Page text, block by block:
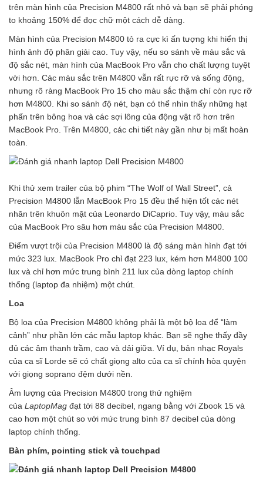
trên màn hình của Precision M4800 rất nhỏ và bạn sẽ phải phóng
to khoảng 150% để đọc chữ một cách dễ dàng.
Màn hình của Precision M4800 tỏ ra cực kì ấn tượng khi hiển thị
hình ảnh độ phân giải cao. Tuy vậy, nếu so sánh về màu sắc và
độ sắc nét, màn hình của MacBook Pro vẫn cho chất lượng tuyệt
vời hơn. Các màu sắc trên M4800 vẫn rất rực rỡ và sống động,
nhưng rõ ràng MacBook Pro 15 cho màu sắc thậm chí còn rực rỡ
hơn M4800. Khi so sánh độ nét, bạn có thể nhìn thấy những hạt
phấn trên bông hoa và các sợi lông của động vật rõ hơn trên
MacBook Pro. Trên M4800, các chi tiết này gần như bị mất hoàn
toàn.
Khi thử xem trailer của bộ phim “The Wolf of Wall Street”, cả
Precision M4800 lẫn MacBook Pro 15 đều thể hiện tốt các nét
nhăn trên khuôn mặt của Leonardo DiCaprio. Tuy vậy, màu sắc
của MacBook Pro sâu hơn màu sắc của Precision M4800.
Điểm vượt trội của Precision M4800 là độ sáng màn hình đạt tới
mức 323 lux. MacBook Pro chỉ đạt 223 lux, kém hơn M4800 100
lux và chỉ hơn mức trung bình 211 lux của dòng laptop chính
thống (laptop đa nhiệm) một chút.
Loa
Bộ loa của Precision M4800 không phải là một bộ loa để “làm
cảnh” như phần lớn các mẫu laptop khác. Bạn sẽ nghe thấy đầy
đủ các âm thanh trầm, cao và dải giữa. Ví dụ, bản nhạc Royals
của ca sĩ Lorde sẽ có chất giọng alto của ca sĩ chính hòa quyện
với giọng soprano đệm dưới nền.
Âm lượng của Precision M4800 trong thử nghiệm
của LaptopMag đạt tới 88 decibel, ngang bằng với Zbook 15 và
cao hơn một chút so với mức trung bình 87 decibel của dòng
laptop chính thống.
Bàn phím, pointing stick và touchpad